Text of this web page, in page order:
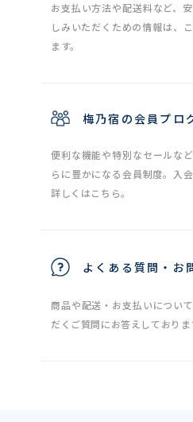
お支払い方法や配送料など、
しみいただくための情報は、
ます。
梅乃宿の会員プロ
便利な機能や特別なセールな
らに豊かになる会員制度。入
詳しくはこちら。
よくある質問・お
商品や配送・お支払いについ
だくご質問にお答えしておりま